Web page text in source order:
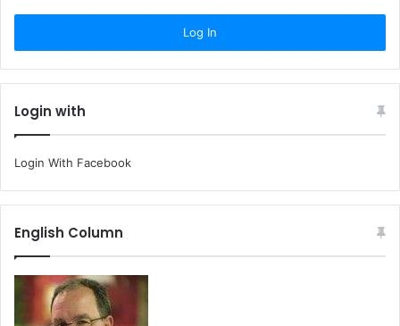
Login with
Login With Facebook
English Column